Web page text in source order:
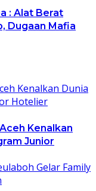
: Alat Berat
Dugaan Mafia
Kenalkan
Junior